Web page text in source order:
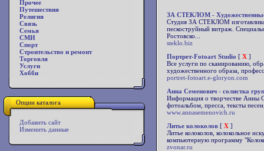
Прочее
Путешествия
Религия
Связь
Семья
СМИ
Спорт
Строительство и ремонт
Торговля
Услуги
Хобби
Опции каталога
Добавить сайт
Изменить данные
ЗА СТЕКЛОМ - Художественные
Студия ЗА СТЕКЛОМ
пескоструйный витраж.
Ростовско...
steklo.biz
Портрет-Fotoart Studio [ X ]
Все услуги по сканированию,
художественного образа,
portret-fotoart.e-gloryon.com
Анна Семенович - солистка
Информация о творчестве Анны
фотоальбом, пресса, тексты
www.annasemenovich.ru
Литье колоколов [ X ]
Литье колоколов, колокольное
компьютерную программу
zvonar.ru